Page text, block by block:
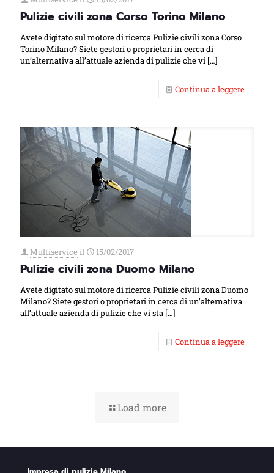
Pulizie civili zona Corso Torino Milano
Avete digitato sul motore di ricerca Pulizie civili zona Corso
Torino Milano? Siete gestori o proprietari in cerca di
un’alternativa all’attuale azienda di pulizie che vi […]
Continua a leggere
Multiservice il 15/02/2017
Pulizie civili zona Duomo Milano
Avete digitato sul motore di ricerca Pulizie civili zona Duomo
Milano? Siete gestori o proprietari in cerca di un’alternativa
all’attuale azienda di pulizie che vi sta […]
Continua a leggere
Load more